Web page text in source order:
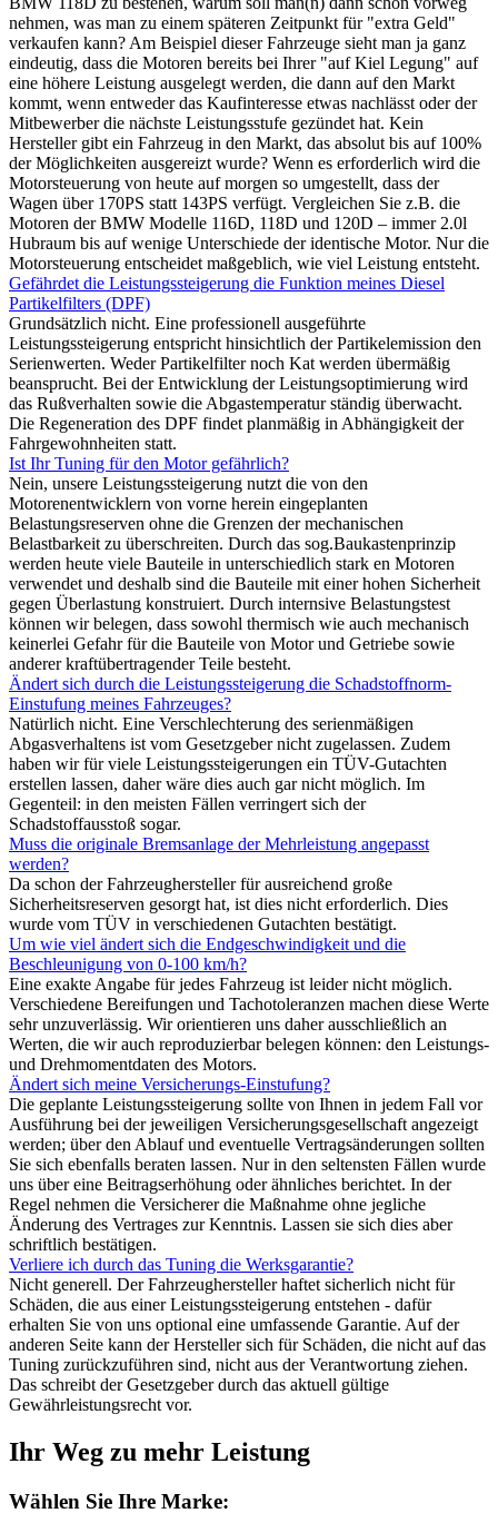
nehmen, was man zu einem späteren Zeitpunkt für "extra Geld"
verkaufen kann? Am Beispiel dieser Fahrzeuge sieht man ja ganz
eindeutig, dass die Motoren bereits bei Ihrer "auf Kiel Legung" auf
eine höhere Leistung ausgelegt werden, die dann auf den Markt
kommt, wenn entweder das Kaufinteresse etwas nachlässt oder der
Mitbewerber die nächste Leistungsstufe gezündet hat. Kein
Hersteller gibt ein Fahrzeug in den Markt, das absolut bis auf 100%
der Möglichkeiten ausgereizt wurde? Wenn es erforderlich wird die
Motorsteuerung von heute auf morgen so umgestellt, dass der
Wagen über 170PS statt 143PS verfügt. Vergleichen Sie z.B. die
Motoren der BMW Modelle 116D, 118D und 120D – immer 2.0l
Hubraum bis auf wenige Unterschiede der identische Motor. Nur die
Motorsteuerung entscheidet maßgeblich, wie viel Leistung entsteht.
Gefährdet die Leistungssteigerung die Funktion meines Diesel
Partikelfilters (DPF)
Grundsätzlich nicht. Eine professionell ausgeführte
Leistungssteigerung entspricht hinsichtlich der Partikelemission den
Serienwerten. Weder Partikelfilter noch Kat werden übermäßig
beansprucht. Bei der Entwicklung der Leistungsoptimierung wird
das Rußverhalten sowie die Abgastemperatur ständig überwacht.
Die Regeneration des DPF findet planmäßig in Abhängigkeit der
Fahrgewohnheiten statt.
Ist Ihr Tuning für den Motor gefährlich?
Nein, unsere Leistungssteigerung nutzt die von den
Motorenentwicklern von vorne herein eingeplanten
Belastungsreserven ohne die Grenzen der mechanischen
Belastbarkeit zu überschreiten. Durch das sog.Baukastenprinzip
werden heute viele Bauteile in unterschiedlich stark en Motoren
verwendet und deshalb sind die Bauteile mit einer hohen Sicherheit
gegen Überlastung konstruiert. Durch internsive Belastungstest
können wir belegen, dass sowohl thermisch wie auch mechanisch
keinerlei Gefahr für die Bauteile von Motor und Getriebe sowie
anderer kraftübertragender Teile besteht.
Ändert sich durch die Leistungssteigerung die Schadstoffnorm-
Einstufung meines Fahrzeuges?
Natürlich nicht. Eine Verschlechterung des serienmäßigen
Abgasverhaltens ist vom Gesetzgeber nicht zugelassen. Zudem
haben wir für viele Leistungssteigerungen ein TÜV-Gutachten
erstellen lassen, daher wäre dies auch gar nicht möglich. Im
Gegenteil: in den meisten Fällen verringert sich der
Schadstoffausstoß sogar.
Muss die originale Bremsanlage der Mehrleistung angepasst
werden?
Da schon der Fahrzeughersteller für ausreichend große
Sicherheitsreserven gesorgt hat, ist dies nicht erforderlich. Dies
wurde vom TÜV in verschiedenen Gutachten bestätigt.
Um wie viel ändert sich die Endgeschwindigkeit und die
Beschleunigung von 0-100 km/h?
Eine exakte Angabe für jedes Fahrzeug ist leider nicht möglich.
Verschiedene Bereifungen und Tachotoleranzen machen diese Werte
sehr unzuverlässig. Wir orientieren uns daher ausschließlich an
Werten, die wir auch reproduzierbar belegen können: den Leistungs-
und Drehmomentdaten des Motors.
Ändert sich meine Versicherungs-Einstufung?
Die geplante Leistungssteigerung sollte von Ihnen in jedem Fall vor
Ausführung bei der jeweiligen Versicherungsgesellschaft angezeigt
werden; über den Ablauf und eventuelle Vertragsänderungen sollten
Sie sich ebenfalls beraten lassen. Nur in den seltensten Fällen wurde
uns über eine Beitragserhöhung oder ähnliches berichtet. In der
Regel nehmen die Versicherer die Maßnahme ohne jegliche
Änderung des Vertrages zur Kenntnis. Lassen sie sich dies aber
schriftlich bestätigen.
Verliere ich durch das Tuning die Werksgarantie?
Nicht generell. Der Fahrzeughersteller haftet sicherlich nicht für
Schäden, die aus einer Leistungssteigerung entstehen - dafür
erhalten Sie von uns optional eine umfassende Garantie. Auf der
anderen Seite kann der Hersteller sich für Schäden, die nicht auf das
Tuning zurückzuführen sind, nicht aus der Verantwortung ziehen.
Das schreibt der Gesetzgeber durch das aktuell gültige
Gewährleistungsrecht vor.
Ihr Weg zu mehr Leistung
Wählen Sie Ihre Marke: